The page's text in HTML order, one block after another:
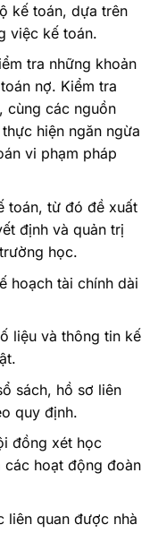
kế toán, dựa trên
việc kế toán.
tra những khoản
nợ. Kiểm tra
cùng các nguồn
hiện ngăn ngừa
vi phạm pháp
toán, từ đó đề xuất
định và quản trị
học.
hoạch tài chính dài
liệu và thông tin kế
sách, hồ sơ liên
quy định.
đồng xét học
hoạt động đoàn
liên quan được nhà